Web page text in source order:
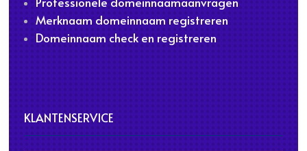
Merknaam domeinnaam registreren
Domeinnaam check en registreren
KLANTENSERVICE